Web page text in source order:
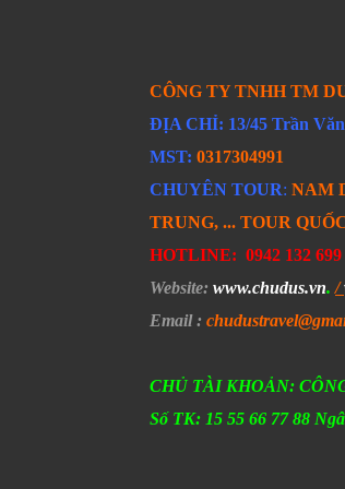
CÔNG TY TNHH TM
ĐỊA CHỈ: 13/45 Trần
MST: 0317304991
CHUYÊN TOUR: NAM
TRUNG, ... TOUR
HOTLINE: 0942 132 699
Website: www.chudus.vn./
Email: chudustravel
CHỦ TÀI KHOẢN:
Số TK: 15 55 66 77 88